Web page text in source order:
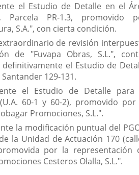
el Estudio de Detalle en el
Parcela PR-1.3, promovido
S.A.", con cierta condición.
de revisión
de "Fuvapa Obras, S.L.",
el Estudio de
129-131.
el Estudio de Detalle para
60-1 y 60-2), promovido por
Promociones, S.L.".
la modificación puntual del
la Unidad de Actuación 170
por la representación
Cesteros Olalla, S.L.".